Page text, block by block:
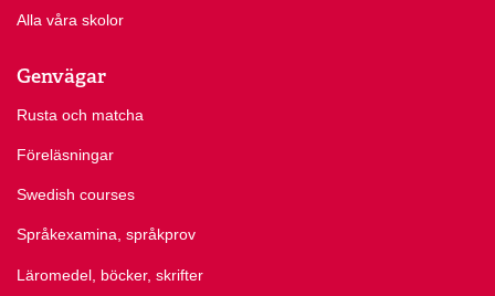
Alla våra skolor
Genvägar
Rusta och matcha
Föreläsningar
Swedish courses
Språkexamina, språkprov
Läromedel, böcker, skrifter